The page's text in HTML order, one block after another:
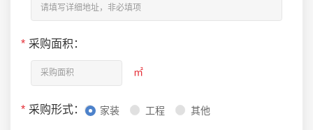
* 采购面积：
㎡
* 采购形式： 家装 工程 其他